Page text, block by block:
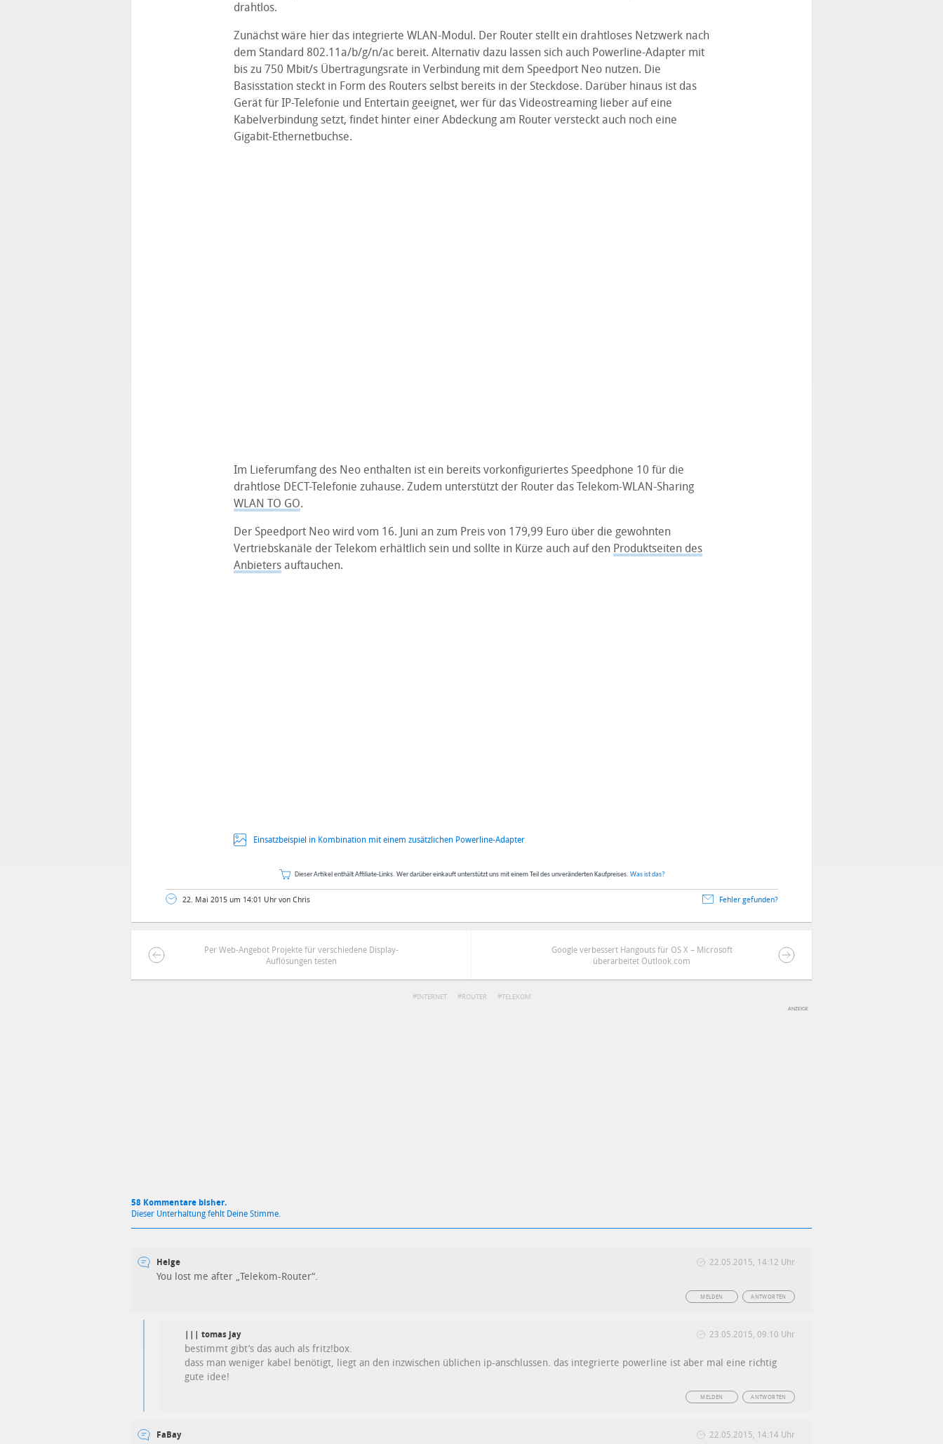
drahtlos.
Zunächst wäre hier das integrierte WLAN-Modul. Der Router stellt ein drahtloses Netzwerk nach
dem Standard 802.11a/b/g/n/ac bereit. Alternativ dazu lassen sich auch Powerline-Adapter mit
bis zu 750 Mbit/s Übertragungsrate in Verbindung mit dem Speedport Neo nutzen. Die
Basisstation steckt in Form des Routers selbst bereits in der Steckdose. Darüber hinaus ist das
Gerät für IP-Telefonie und Entertain geeignet, wer für das Videostreaming lieber auf eine
Kabelverbindung setzt, findet hinter einer Abdeckung am Router versteckt auch noch eine
Gigabit-Ethernetbuchse.
Im Lieferumfang des Neo enthalten ist ein bereits vorkonfiguriertes Speedphone 10 für die
drahtlose DECT-Telefonie zuhause. Zudem unterstützt der Router das Telekom-WLAN-Sharing
WLAN TO GO.
Der Speedport Neo wird vom 16. Juni an zum Preis von 179,99 Euro über die gewohnten
Vertriebskanäle der Telekom erhältlich sein und sollte in Kürze auch auf den Produktseiten des
Anbietersauftauchen.
Einsatzbeispiel in Kombination mit einem zusätzlichen Powerline-Adapter
Dieser Artikel enthält Affiliate-Links. Wer darüber einkauft unterstützt uns mit einem Teil des unveränderten Kaufpreises. Was ist das?
22. Mai 2015 um 14:01 Uhr von Chris Fehler gefunden?
Per Web-Angebot Projekte für verschiedene Display-
Auflösungen testen
Google verbessert Hangouts für OS X – Microsoft
überarbeitet Outlook.com
INTERNET ROUTER TELEKOM
58 Kommentare bisher.
Dieser Unterhaltung fehlt Deine Stimme.
Helge 22.05.2015, 14:12 Uhr
You lost me after „Telekom-Router“.
ANTWORTEN
MELDEN
||| tomas jay 23.05.2015, 09:10 Uhr
bestimmt gibt’s das auch als fritz!box.
dass man weniger kabel benötigt, liegt an den inzwischen üblichen ip-anschlussen. das integrierte powerline ist aber mal eine richtig
gute idee!
ANTWORTEN
MELDEN
FaBay 22.05.2015, 14:14 Uhr